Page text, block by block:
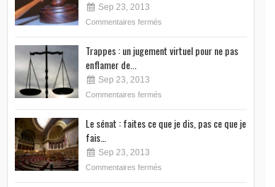
Sep 23, 2013
Commentaires fermés
Trappes : un jugement virtuel pour ne pas
enflamer de...
Sep 23, 2013
Commentaires fermés
Le sénat : faites ce que je dis, pas ce que je
fais…
Sep 23, 2013
Commentaires fermés